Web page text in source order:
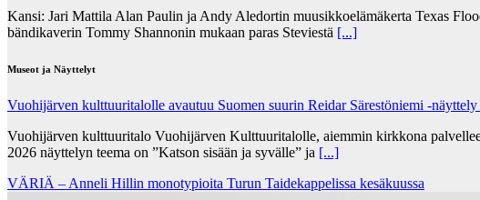
Kansi: Jari Mattila Alan Paulin ja Andy Aledortin muusikkoelämäkerta Texas
bändikaverin Tommy Shannonin mukaan paras Steviestä [...]
Museot ja Näyttelyt
Vuohijärven kulttuuritalolle avautuu Suomen suurin Reidar Särestöniemi -
Vuohijärven kulttuuritalo Vuohijärven Kulttuuritalolle, aiemmin kirkkona
2026 näyttelyn teema on ”Katson sisään ja syvälle” ja [...]
VÄRIÄ – Anneli Hillin monotypioita Turun Taidekappelissa kesäkuussa